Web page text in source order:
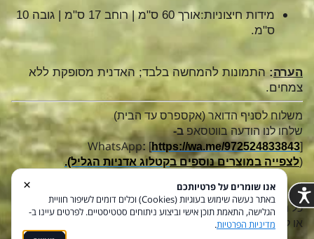
מידות חיצוניות:
אורך 60 ס"מ | רוחב 17 ס"מ | גובה 10
ס"מ.
הערה:התמונות להמחשה בלבד; האדנית מסופקת ללא
צמחים.
משלוח לסניף הדואר (אקספרס עד הבית)
שלחו לנו הודעה בווטסאפ​​​​​​​ ב-
WhatsApp: [https://wa.me/972524833843]​​​​​​​
(לצפייה במוצרים נוספים בקטלוג אדניות הגליל).
כל הזכויות שמורות © 2026 אדניות הגליל. אין להעתיק, לשכפל
או להשתמש בתמונות ובתוכן ללא אישור בכתב.
×
אנו שומרים על פרטיותכם
באתר נעשה שימוש בעוגיות (Cookies) וכלים דומים לשיפור חוויית
הגלישה, התאמת תוכן אישי וביצוע ניתוחים סטטיסטיים. לפרטים עיינו ב-
מדיניות הפרטיות.